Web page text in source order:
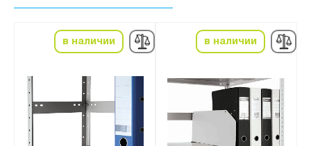
в наличии в наличии